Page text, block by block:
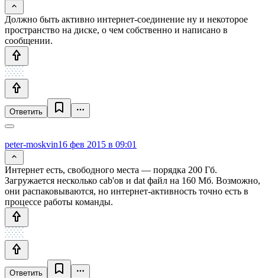
Должно быть активно интернет-соединение ну и некоторое
пространство на диске, о чем собственно и написано в
сообщении.
Ответить
peter-moskvin16 фев 2015 в 09:01
Интернет есть, свободного места — порядка 200 Гб.
Загружается несколько cab'ов и dat файл на 160 Мб. Возможно,
они распаковываются, но интернет-активность точно есть в
процессе работы команды.
Ответить